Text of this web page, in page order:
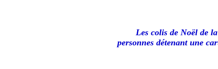
Les colis de Noël de
personnes détenant une